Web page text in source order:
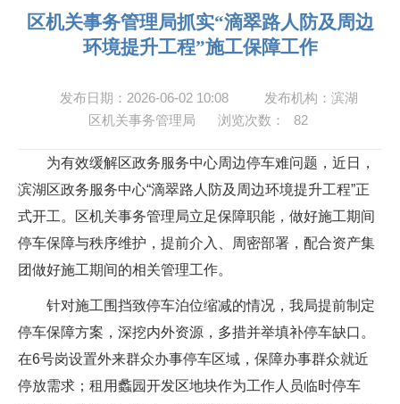
区机关事务管理局抓实“滴翠路人防及周边
环境提升工程”施工保障工作
发布日期：2026-06-02 10:08
发布机构：滨湖
区机关事务管理局
浏览次数： 82
为有效缓解区政务服务中心周边停车难问题，近日，
滨湖区政务服务中心“滴翠路人防及周边环境提升工程”正
式开工。区机关事务管理局立足保障职能，做好施工期间
停车保障与秩序维护，提前介入、周密部署，配合资产集
团做好施工期间的相关管理工作。
针对施工围挡致停车泊位缩减的情况，我局提前制定
停车保障方案，深挖内外资源，多措并举填补停车缺口。
在6号岗设置外来群众办事停车区域，保障办事群众就近
停放需求；租用蠡园开发区地块作为工作人员临时停车